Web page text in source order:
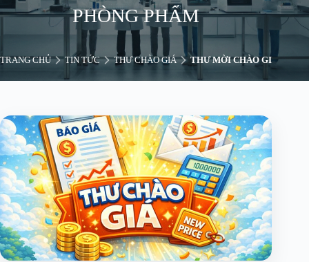
PHÒNG PHẨM
TRANG CHỦ TIN TỨC THƯ CHÀO GIÁ THƯ MỜI CHÀO GIÁ VĂN